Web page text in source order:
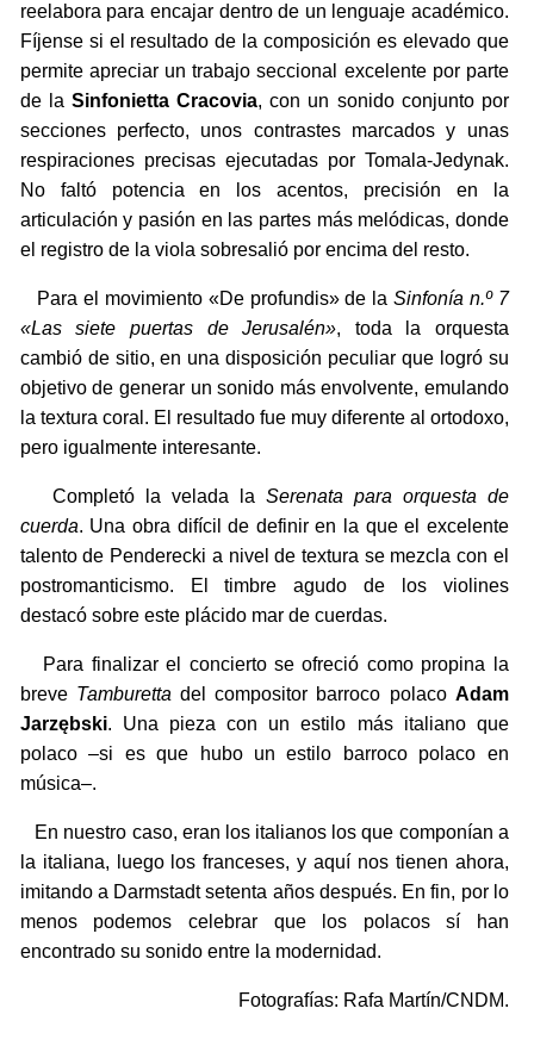
reelabora para encajar dentro de un lenguaje académico.
Fíjense si el resultado de la composición es elevado que
permite apreciar un trabajo seccional excelente por parte
de la Sinfonietta Cracovia, con un sonido conjunto por
secciones perfecto, unos contrastes marcados y unas
respiraciones precisas ejecutadas por Tomala-Jedynak.
No faltó potencia en los acentos, precisión en la
articulación y pasión en las partes más melódicas, donde
el registro de la viola sobresalió por encima del resto.
Para el movimiento «De profundis» de laSinfonía n.º 7
«Las siete puertas de Jerusalén», toda la orquesta
cambió de sitio, en una disposición peculiar que logró su
objetivo de generar un sonido más envolvente, emulando
la textura coral. El resultado fue muy diferente al ortodoxo,
pero igualmente interesante.
Completó la velada la Serenata para orquesta de
cuerda. Una obra difícil de definir en la que el excelente
talento de Penderecki a nivel de textura se mezcla con el
postromanticismo. El timbre agudo de los violines
destacó sobre este plácido mar de cuerdas.
Para finalizar el concierto se ofreció como propina la
breve Tamburetta del compositor barroco polaco Adam
Jarzębski. Una pieza con un estilo más italiano que
polaco –si es que hubo un estilo barroco polaco en
música–.
En nuestro caso, eran los italianos los que componían a
la italiana, luego los franceses, y aquí nos tienen ahora,
imitando a Darmstadt setenta años después. En fin, por lo
menos podemos celebrar que los polacos sí han
encontrado su sonido entre la modernidad.
Fotografías: Rafa Martín/CNDM.